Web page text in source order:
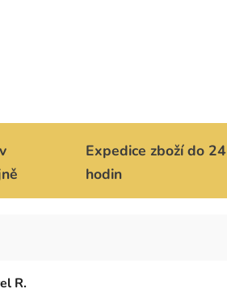
Expedice zboží do 24
hodin
R.